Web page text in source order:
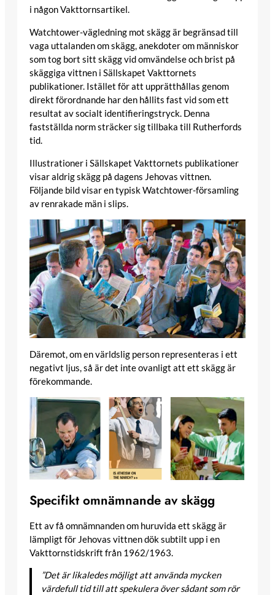
i någon Vakttornsartikel.
Watchtower-vägledning mot skägg är begränsad till
vaga uttalanden om skägg, anekdoter om människor
som tog bort sitt skägg vid omvändelse och brist på
skäggiga vittnen i Sällskapet Vakttornets
publikationer. Istället för att upprätthållas genom
direkt förordnande har den hållits fast vid som ett
resultat av socialt identifieringstryck. Denna
fastställda norm sträcker sig tillbaka till Rutherfords
tid.
Illustrationer i Sällskapet Vakttornets publikationer
visar aldrig skägg på dagens Jehovas vittnen.
Följande bild visar en typisk Watchtower-församling
av renrakade män i slips.
Däremot, om en världslig person representeras i ett
negativt ljus, så är det inte ovanligt att ett skägg är
förekommande.
Specifikt omnämnande av skägg
Ett av få omnämnanden om huruvida ett skägg är
lämpligt för Jehovas vittnen dök subtilt upp i en
Vakttornstidskrift från 1962/1963.
”Det är likaledes möjligt att använda mycken
värdefull tid till att spekulera över sådant som rör